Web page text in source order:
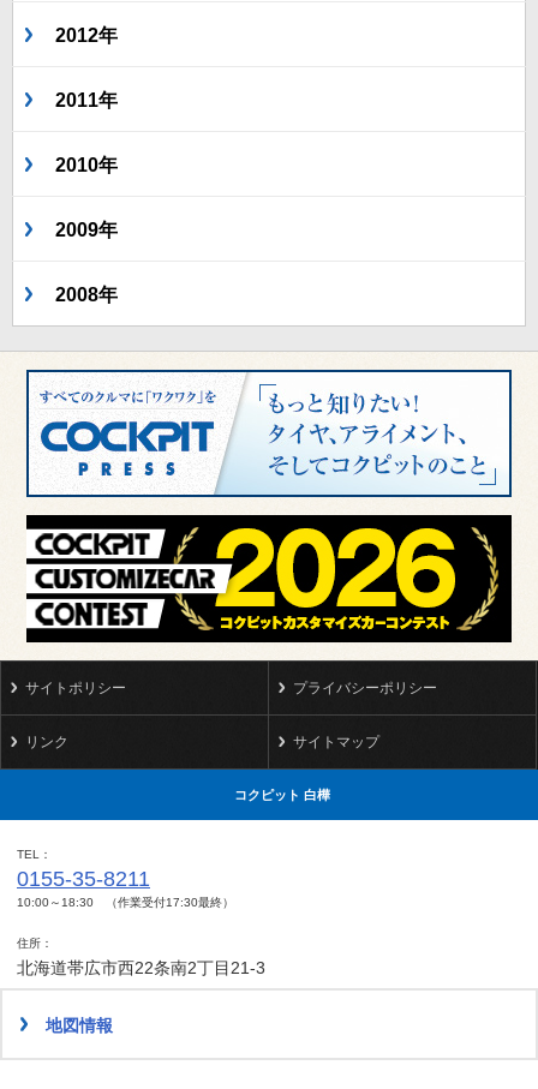
2012年
2011年
2010年
2009年
2008年
サイトポリシー プライバシーポリシー
リンク サイトマップ
コクピット 白樺
TEL
0155-35-8211
10:00～18:30 （作業受付17:30最終）
住所
北海道帯広市西22条南2丁目21-3
地図情報